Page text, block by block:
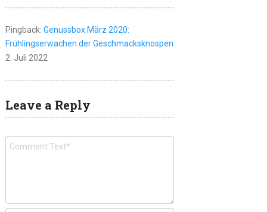
Pingback: Genussbox März 2020:
Frühlingserwachen der Geschmacksknospen
2. Juli 2022
Leave a Reply